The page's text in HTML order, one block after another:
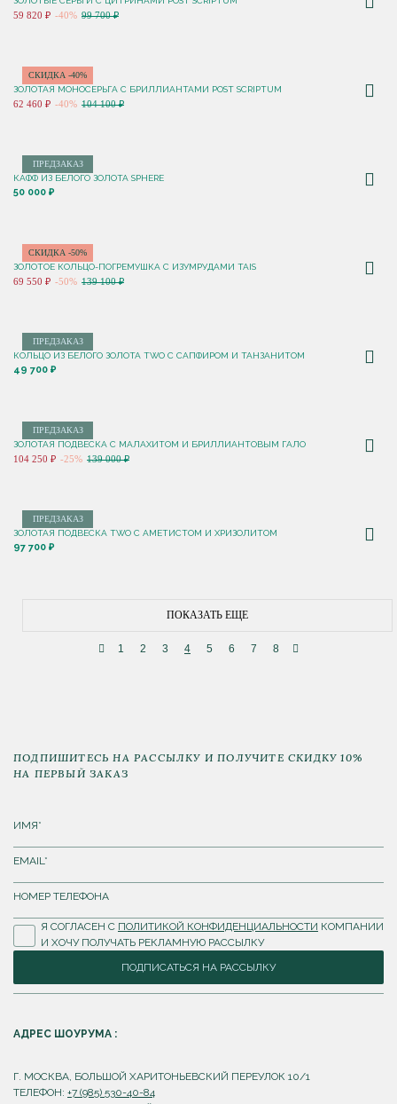
59 820 ₽ -40% 99 700 ₽
СКИДКА -40%
ЗОЛОТАЯ МОНОСЕРЬГА С БРИЛЛИАНТАМИ POST SCRIPTUM
62 460 ₽ -40% 104 100 ₽
ПРЕДЗАКАЗ
КАФФ ИЗ БЕЛОГО ЗОЛОТА SPHERE
50 000 ₽
СКИДКА -50%
ЗОЛОТОЕ КОЛЬЦО-ПОГРЕМУШКА С ИЗУМРУДАМИ TAIS
69 550 ₽ -50% 139 100 ₽
ПРЕДЗАКАЗ
КОЛЬЦО ИЗ БЕЛОГО ЗОЛОТА TWO С САПФИРОМ И ТАНЗАНИТОМ
49 700 ₽
ПРЕДЗАКАЗ
ЗОЛОТАЯ ПОДВЕСКА С МАЛАХИТОМ И БРИЛЛИАНТОВЫМ ГАЛО
104 250 ₽ -25% 139 000 ₽
ПРЕДЗАКАЗ
ЗОЛОТАЯ ПОДВЕСКА TWO С АМЕТИСТОМ И ХРИЗОЛИТОМ
97 700 ₽
ПОКАЗАТЬ ЕЩЕ
1 2 3 4 5 6 7 8
ПОДПИШИТЕСЬ НА РАССЫЛКУ И ПОЛУЧИТЕ СКИДКУ 10%
НА ПЕРВЫЙ ЗАКАЗ
Я СОГЛАСЕН С ПОЛИТИКОЙ КОНФИДЕНЦИАЛЬНОСТИ КОМПАНИИ
И ХОЧУ ПОЛУЧАТЬ РЕКЛАМНУЮ РАССЫЛКУ
ПОДПИСАТЬСЯ НА РАССЫЛКУ
АДРЕС ШОУРУМА :
Г. МОСКВА, БОЛЬШОЙ ХАРИТОНЬЕВСКИЙ ПЕРЕУЛОК 10/1
ТЕЛЕФОН: +7 (985) 530-40-84